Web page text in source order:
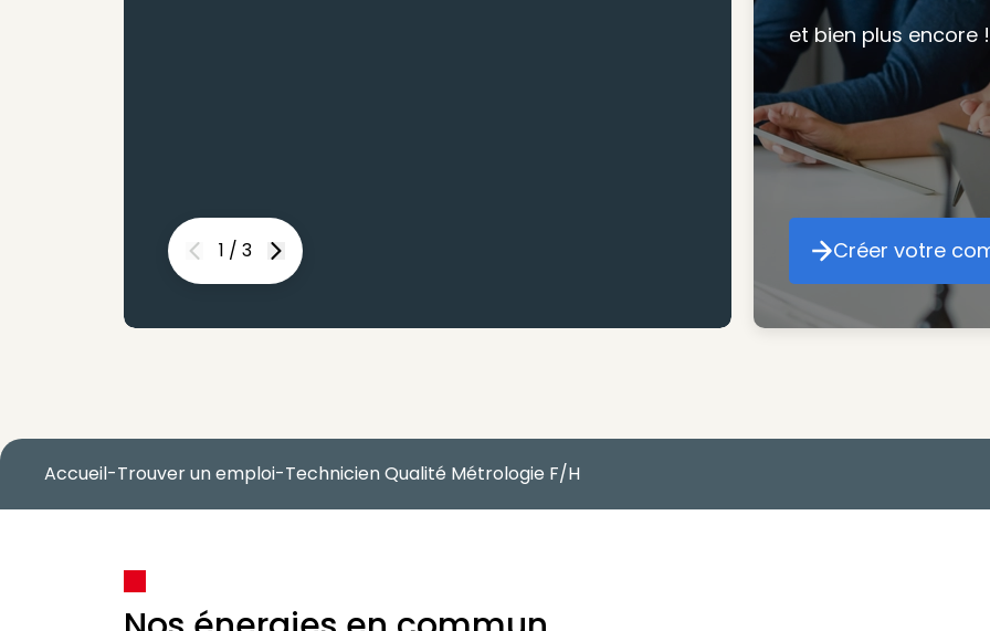
votre recherche,
mesure pour
atteindre vos
1 / 3
Next
et bien plus encore !
Créer votre
Accueil-Trouver un emploi-Technicien Qualité Métrologie F/H